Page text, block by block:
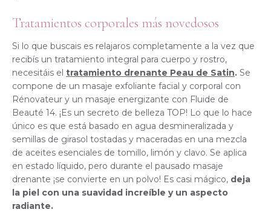
Tratamientos corporales más novedosos
Si lo que buscais es relajaros completamente a la vez que
recibís un tratamiento integral para cuerpo y rostro,
necesitáis el tratamiento drenante Peau de Satin. Se
compone de un masaje exfoliante facial y corporal con
Rénovateur y un masaje energizante con Fluide de
Beauté 14. ¡Es un secreto de belleza TOP! Lo que lo hace
único es que está basado en agua desmineralizada y
semillas de girasol tostadas y maceradas en una mezcla
de aceites esenciales de tomillo, limón y clavo. Se aplica
en estado líquido, pero durante el pausado masaje
drenante ¡se convierte en un polvo! Es casi mágico, deja
la piel con una suavidad increíble y un aspecto
radiante.